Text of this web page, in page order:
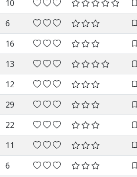
10
6
16
13
12
29
22
11
6